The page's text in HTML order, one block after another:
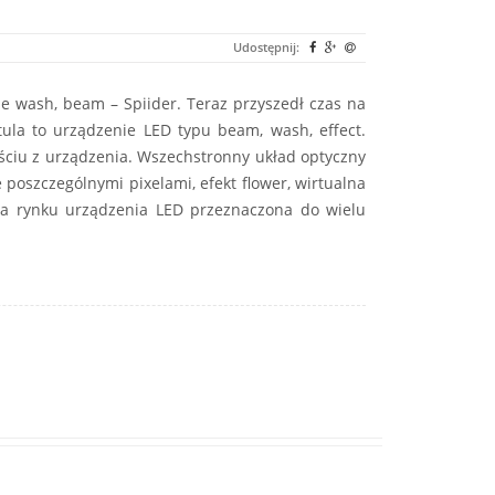
Udostępnij:
beam – Spiider. Teraz przyszedł czas na
to urządzenie LED typu beam, wash, effect.
z urządzenia. Wszechstronny układ optyczny
poszczególnymi pixelami, efekt flower, wirtualna
rynku urządzenia LED przeznaczona do wielu